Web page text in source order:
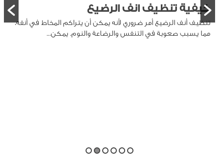
كيفية تنظيف انف الرضيع
تنظيف أنف الرضيع أمر ضروري لأنه يمكن أن يتراكم المخاط في أنفه،
مما يسبب صعوبة في التنفس والرضاعة والنوم. يمكن...